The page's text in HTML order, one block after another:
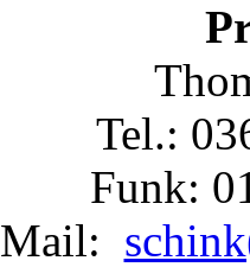
Tel.:
Funk:
Mail: